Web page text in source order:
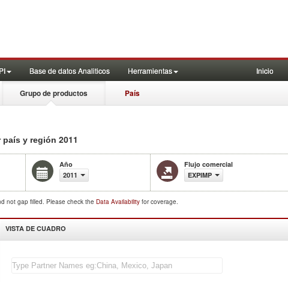
Base de datos Analiticos Herramientas Inicio
Grupo de productos País
país y región 2011
Año
2011
Flujo comercial
EXPIMP
not gap filled. Please check the Data Availability for coverage.
VISTA DE CUADRO